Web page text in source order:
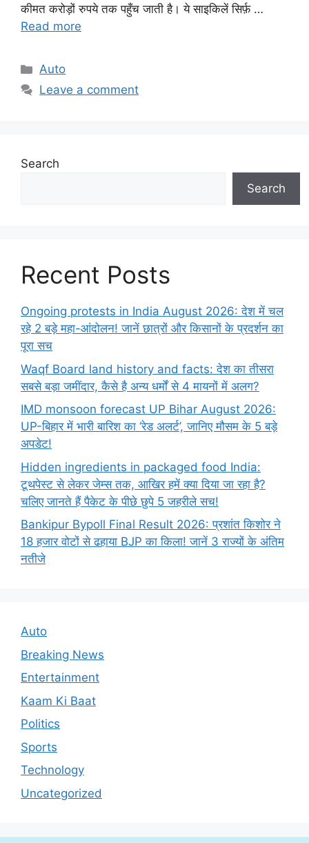
कीमत करोड़ों रुपये तक पहुँच जाती है। ये साइकिलें सिर्फ़ …
Read more
Categories
Auto
Leave a comment
Search
Search
Recent Posts
Ongoing protests in India August 2026: देश में चल
रहे 2 बड़े महा-आंदोलन! जानें छात्रों और किसानों के प्रदर्शन का
पूरा सच
Waqf Board land history and facts: देश का तीसरा
सबसे बड़ा जमींदार, कैसे है अन्य धर्मों से 4 मायनों में अलग?
IMD monsoon forecast UP Bihar August 2026:
UP-बिहार में भारी बारिश का ‘रेड अलर्ट’, जानिए मौसम के 5 बड़े
अपडेट!
Hidden ingredients in packaged food India:
टूथपेस्ट से लेकर जेम्स तक, आखिर हमें क्या दिया जा रहा है?
चलिए जानते हैं पैकेट के पीछे छुपे 5 जहरीले सच!
Bankipur Bypoll Final Result 2026: प्रशांत किशोर ने
18 हजार वोटों से ढहाया BJP का किला! जानें 3 राज्यों के अंतिम
नतीजे
Auto
Breaking News
Entertainment
Kaam Ki Baat
Politics
Sports
Technology
Uncategorized